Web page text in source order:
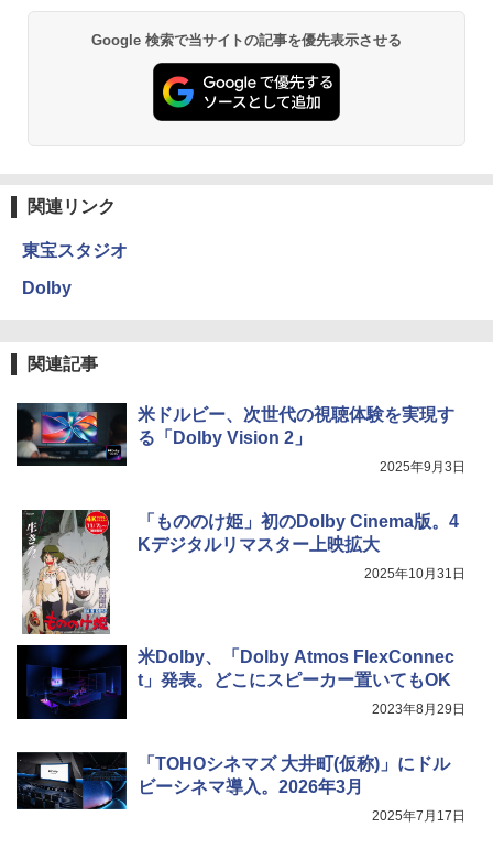
Google 検索で当サイトの記事を優先表示させる
関連リンク
東宝スタジオ
Dolby
関連記事
米ドルビー、次世代の視聴体験を実現す
る「Dolby Vision 2」
2025年9月3日
「もののけ姫」初のDolby Cinema版。4
Kデジタルリマスター上映拡大
2025年10月31日
米Dolby、「Dolby Atmos FlexConnec
t」発表。どこにスピーカー置いてもOK
2023年8月29日
「TOHOシネマズ 大井町(仮称)」にドル
ビーシネマ導入。2026年3月
2025年7月17日